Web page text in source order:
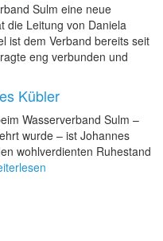
Sulm eine neue
die Leitung von Daniela
ist dem Verband bereits seit
eng verbunden und
Kübler
Wasserverband Sulm –
wurde – ist Johannes
wohlverdienten Ruhestand